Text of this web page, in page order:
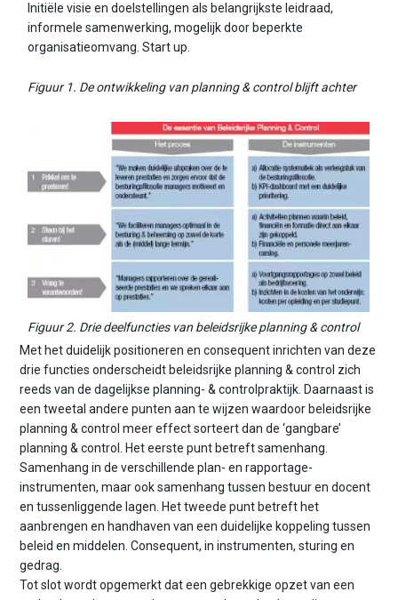
Initiële visie en doelstellingen als belangrijkste leidraad,
informele samenwerking, mogelijk door beperkte
organisatieomvang. Start up.
Figuur 1. De ontwikkeling van planning & control blijft achter
Figuur 2. Drie deelfuncties van beleidsrijke planning & control
Met het duidelijk positioneren en consequent inrichten van deze
drie functies onderscheidt beleidsrijke planning & control zich
reeds van de dagelijkse planning- & controlpraktijk. Daarnaast is
een tweetal andere punten aan te wijzen waardoor beleidsrijke
planning & control meer effect sorteert dan de ‘gangbare’
planning & control. Het eerste punt betreft samenhang.
Samenhang in de verschillende plan- en rapportage-
instrumenten, maar ook samenhang tussen bestuur en docent
en tussenliggende lagen. Het tweede punt betreft het
aanbrengen en handhaven van een duidelijke koppeling tussen
beleid en middelen. Consequent, in instrumenten, sturing en
gedrag.
Tot slot wordt opgemerkt dat een gebrekkige opzet van een